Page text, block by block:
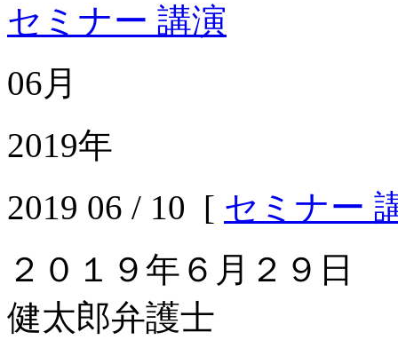
セミナー 講演
06月
2019年
2019 06 / 10 [ セミナー
２０１９年６月２９日
健太郎弁護士